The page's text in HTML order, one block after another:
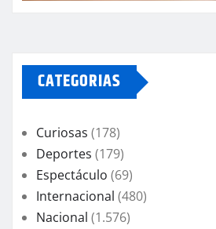
CATEGORIAS
Curiosas (178)
Deportes (179)
Espectáculo (69)
Internacional (480)
Nacional (1.576)